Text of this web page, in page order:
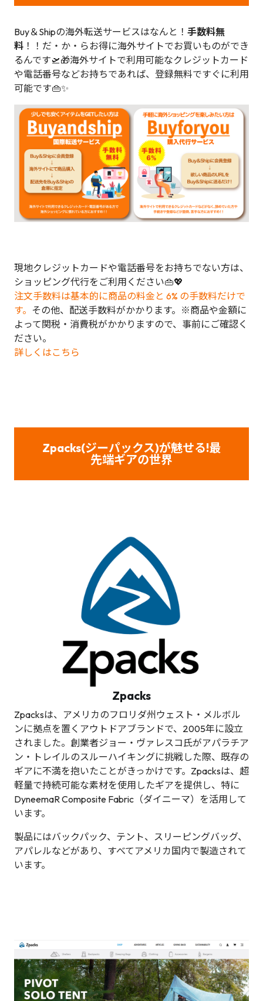
Buy＆Shipの海外転送サービスはなんと！ 手数料無
料 ！！だ・か・らお得に海外サイトでお買いものができ
るんです🛫🎁海外サイトで利用可能なクレジットカード
や電話番号などお持ちであれば、登録無料ですぐに利用
可能です👜✨
現地クレジットカードや電話番号をお持ちでない方は、
ショッピング代行をご利用ください👜💖
注文手数料は基本的に商品の料金と 6% の手数料だけで
す。 その他、配送手数料がかかります。※商品や金額に
よって関税・消費税がかかりますので、事前にご確認く
ださい。
詳しくはこちら
Zpacks(ジーパックス)が魅せる!最
先端ギアの世界
Zpacks
Zpacksは、アメリカのフロリダ州ウェスト・メルボル
ンに拠点を置くアウトドアブランドで、2005年に設立
されました。創業者ジョー・ヴァレスコ氏がアパラチア
ン・トレイルのスルーハイキングに挑戦した際、既存の
ギアに不満を抱いたことがきっかけです。Zpacksは、超
軽量で持続可能な素材を使用したギアを提供し、特に
DyneemaR Composite Fabric（ダイニーマ）を活用して
います。
製品にはバックパック、テント、スリーピングバッグ、
アパレルなどがあり、すべてアメリカ国内で製造されて
います。